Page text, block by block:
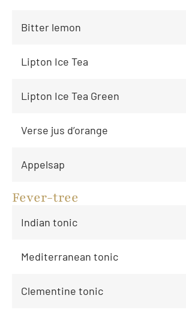
Bitter lemon
Lipton Ice Tea
Lipton Ice Tea Green
Verse jus d’orange
Appelsap
Fever-tree
Indian tonic
Mediterranean tonic
Clementine tonic